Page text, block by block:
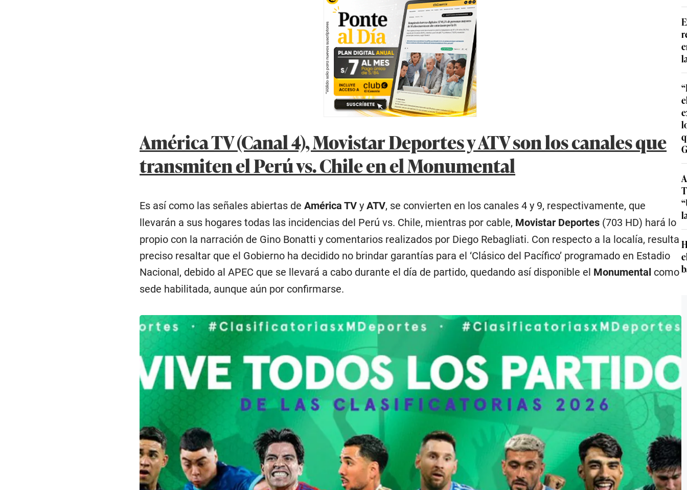
América TV (Canal 4), Movistar Deportes y ATV son los canales que
transmiten el Perú vs. Chile en el Monumental
Es así como las señales abiertas deAmérica TV yATV, se convierten en los canales 4 y 9, respectivamente, que
llevarán a sus hogares todas las incidencias del Perú vs. Chile, mientras por cable, Movistar Deportes (703 HD) hará lo
propio con la narración de Gino Bonatti y comentarios realizados por Diego Rebagliati. Con respecto a la localía, resulta
preciso resaltar que el Gobierno ha decidido no brindar garantías para el ‘Clásico del Pacífico’ programado en Estadio
Nacional, debido al APEC que se llevará a cabo durante el día de partido, quedando así disponible el Monumental como
sede habilitada, aunque aún por confirmarse.